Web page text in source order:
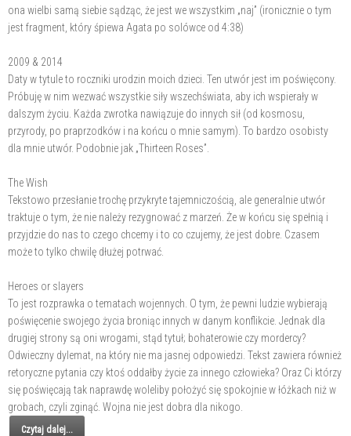
ona wielbi samą siebie sądząc, że jest we wszystkim „naj” (ironicznie o tym
jest fragment, który śpiewa Agata po solówce od 4:38)
2009 & 2014
Daty w tytule to roczniki urodzin moich dzieci. Ten utwór jest im poświęcony.
Próbuję w nim wezwać wszystkie siły wszechświata, aby ich wspierały w
dalszym życiu. Każda zwrotka nawiązuje do innych sił (od kosmosu,
przyrody, po praprzodków i na końcu o mnie samym). To bardzo osobisty
dla mnie utwór. Podobnie jak „Thirteen Roses”.
The Wish
Tekstowo przesłanie trochę przykryte tajemniczością, ale generalnie utwór
traktuje o tym, że nie należy rezygnować z marzeń. Że w końcu się spełnią i
przyjdzie do nas to czego chcemy i to co czujemy, że jest dobre. Czasem
może to tylko chwilę dłużej potrwać.
Heroes or slayers
To jest rozprawka o tematach wojennych. O tym, że pewni ludzie wybierają
poświęcenie swojego życia broniąc innych w danym konflikcie. Jednak dla
drugiej strony są oni wrogami, stąd tytuł; bohaterowie czy mordercy?
Odwieczny dylemat, na który nie ma jasnej odpowiedzi. Tekst zawiera również
retoryczne pytania czy ktoś oddałby życie za innego człowieka? Oraz Ci którzy
się poświęcają tak naprawdę woleliby położyć się spokojnie w łóżkach niż w
grobach, czyli zginąć. Wojna nie jest dobra dla nikogo.
Czytaj dalej...